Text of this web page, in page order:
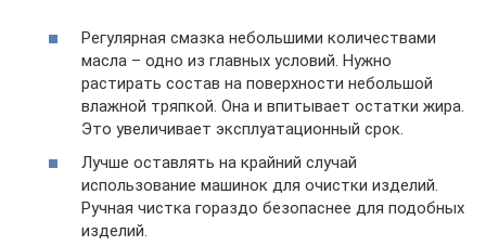
Регулярная смазка небольшими количествами
масла – одно из главных условий. Нужно
растирать состав на поверхности небольшой
влажной тряпкой. Она и впитывает остатки жира.
Это увеличивает эксплуатационный срок.
Лучше оставлять на крайний случай
использование машинок для очистки изделий.
Ручная чистка гораздо безопаснее для подобных
изделий.